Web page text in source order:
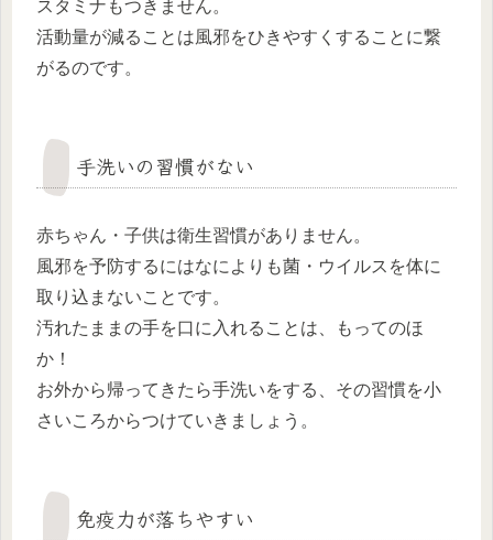
スタミナもつきません。
活動量が減ることは風邪をひきやすくすることに繋
がるのです。
手洗いの習慣がない
赤ちゃん・子供は衛生習慣がありません。
風邪を予防するにはなによりも菌・ウイルスを体に
取り込まないことです。
汚れたままの手を口に入れることは、もってのほ
か！
お外から帰ってきたら手洗いをする、その習慣を小
さいころからつけていきましょう。
免疫力が落ちやすい